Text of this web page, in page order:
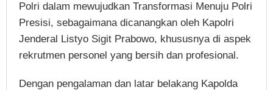
Polri dalam mewujudkan Transformasi Menuju Polri
Presisi, sebagaimana dicanangkan oleh Kapolri
Jenderal Listyo Sigit Prabowo, khususnya di aspek
rekrutmen personel yang bersih dan profesional.
Dengan pengalaman dan latar belakang Kapolda